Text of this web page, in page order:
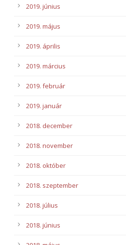
2019. június
2019. május
2019. április
2019. március
2019. február
2019. január
2018. december
2018. november
2018. október
2018. szeptember
2018. július
2018. június